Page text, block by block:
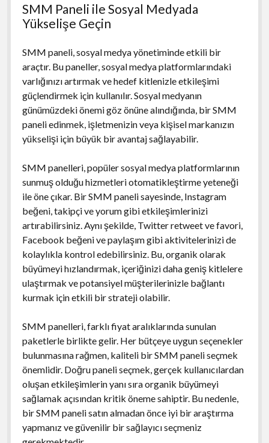
SMM Paneli ile Sosyal Medyada
Yükselişe Geçin
SMM paneli, sosyal medya yönetiminde etkili bir
araçtır. Bu paneller, sosyal medya platformlarındaki
varlığınızı artırmak ve hedef kitlenizle etkileşimi
güçlendirmek için kullanılır. Sosyal medyanın
günümüzdeki önemi göz önüne alındığında, bir SMM
paneli edinmek, işletmenizin veya kişisel markanızın
yükselişi için büyük bir avantaj sağlayabilir.
SMM panelleri, popüler sosyal medya platformlarının
sunmuş olduğu hizmetleri otomatikleştirme yeteneği
ile öne çıkar. Bir SMM paneli sayesinde, Instagram
beğeni, takipçi ve yorum gibi etkileşimlerinizi
artırabilirsiniz. Aynı şekilde, Twitter retweet ve favori,
Facebook beğeni ve paylaşım gibi aktivitelerinizi de
kolaylıkla kontrol edebilirsiniz. Bu, organik olarak
büyümeyi hızlandırmak, içeriğinizi daha geniş kitlelere
ulaştırmak ve potansiyel müşterilerinizle bağlantı
kurmak için etkili bir strateji olabilir.
SMM panelleri, farklı fiyat aralıklarında sunulan
paketlerle birlikte gelir. Her bütçeye uygun seçenekler
bulunmasına rağmen, kaliteli bir SMM paneli seçmek
önemlidir. Doğru paneli seçmek, gerçek kullanıcılardan
oluşan etkileşimlerin yanı sıra organik büyümeyi
sağlamak açısından kritik öneme sahiptir. Bu nedenle,
bir SMM paneli satın almadan önce iyi bir araştırma
yapmanız ve güvenilir bir sağlayıcı seçmeniz